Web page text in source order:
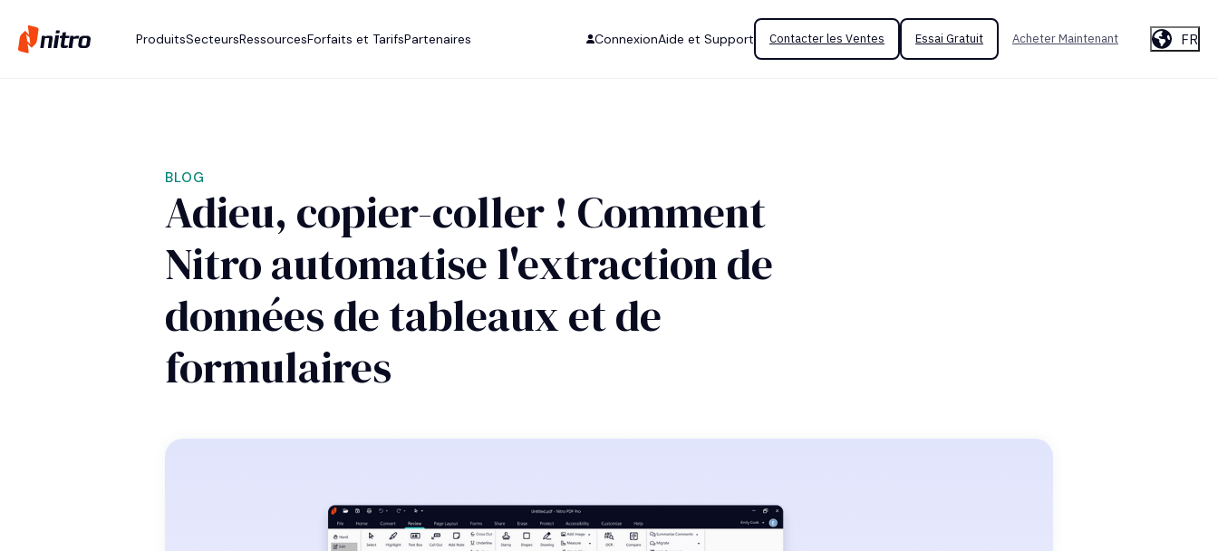
ProduitsSecteursRessourcesForfaits et TarifsPartenaires ConnexionAide et Support Contacter les Ventes Essai Gratuit Acheter Maintenant FR
BLOG
Adieu, copier-coller ! Comment
Nitro automatise l'extraction de
données de tableaux et de
formulaires